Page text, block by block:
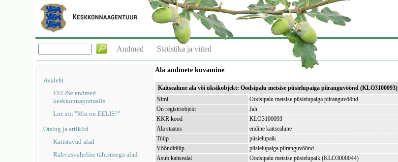
Andmed Statistika ja viited
Avaleht
EELISe andmed
keskkonnaportaalis
Loe siit "Mis on EELIS?"
Otsing ja artiklid
Kaitstavad alad
Rahvusvahelise tähtsusega alad
Ala andmete kuvamine
Kaitsealune ala või üksikobjekt: Oodsipalu metsise püsielupaiga piiranguvöönd (KLO3100093)
Nimi
Oodsipalu metsise püsielupaiga piiranguvöönd
On registriobjekt
Jah
KKR kood
KLO3100093
Ala staatus
endine kaitsealune
Tüüp
püsielupaik
Vöönditüüp
püsielupaiga piiranguvöönd
Asub kaitsealal
Oodsipalu metsise püsielupaik (KLO3000044)